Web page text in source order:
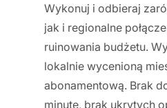
Wykonuj i odbieraj
jak i regionalne
ruinowania budżetu.
lokalnie wycenioną
abonamentową. Brak
minutę, brak ukrytych